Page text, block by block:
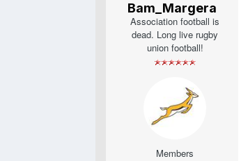
Bam_Margera
Association football is
dead. Long live rugby
union football!
Members